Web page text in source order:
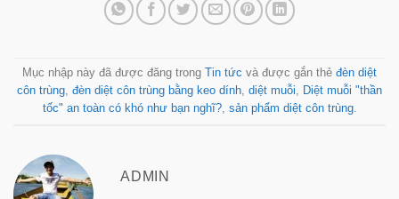
Mục nhập này đã được đăng trong Tin tức và được gắn thẻ đèn diệt
côn trùng, đèn diệt côn trùng bằng keo dính, diệt muỗi, Diệt muỗi "thần
tốc" an toàn có khó như bạn nghĩ?, sản phẩm diệt côn trùng.
ADMIN